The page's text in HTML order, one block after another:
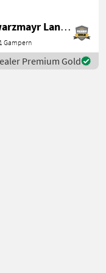
-
Schwarzmayr Landtechnik GmbH - Gampern
Gampern
Premium Gold